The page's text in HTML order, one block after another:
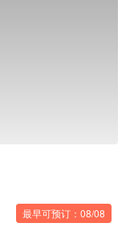
最早可预订：08/08